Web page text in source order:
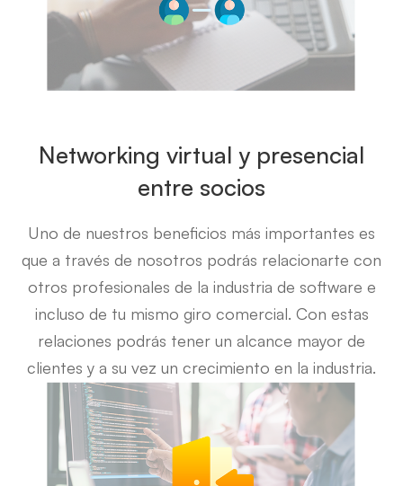
Networking virtual y presencial
entre socios
Uno de nuestros beneficios más importantes es
que a través de nosotros podrás relacionarte con
otros profesionales de la industria de software e
incluso de tu mismo giro comercial. Con estas
relaciones podrás tener un alcance mayor de
clientes y a su vez un crecimiento en la industria.